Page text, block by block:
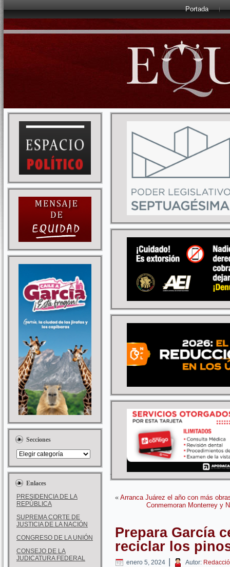
Portada
Secciones
Enlaces
PRESIDENCIA DE LA
REPÚBLICA
SUPREMA CORTE DE
JUSTICIA DE LA NACIÓN
CONGRESO DE LA UNIÓN
CONSEJO DE LA
JUDICATURA FEDERAL
« Arranca Juárez el año con más
Conmemoran Monterrey y
Prepara García
reciclar los
enero 5, 2024 | Autor: